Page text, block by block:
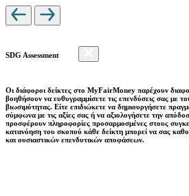
SDG Assessment
Οι διάφοροι δείκτες στο MyFairMoney παρέχουν
βοηθήσουν να ευθυγραμμίσετε τις επενδύσεις σας με
βιωσιμότητας. Είτε επιδιώκετε να δημιουργήσετε
σύμφωνα με τις αξίες σας ή να αξιολογήσετε την
προσφέρουν πληροφορίες προσαρμοσμένες στους
κατανόηση του σκοπού κάθε δείκτη μπορεί να σας
και ουσιαστικών επενδυτικών αποφάσεων.